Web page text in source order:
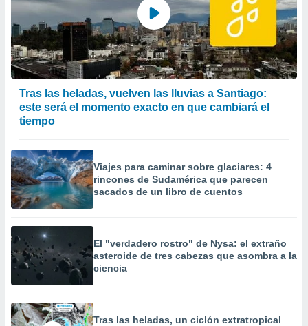
Tras las heladas, vuelven las lluvias a Santiago:
este será el momento exacto en que cambiará el
tiempo
Viajes para caminar sobre glaciares: 4
rincones de Sudamérica que parecen
sacados de un libro de cuentos
El "verdadero rostro" de Nysa: el extraño
asteroide de tres cabezas que asombra a la
ciencia
Tras las heladas, un ciclón extratropical